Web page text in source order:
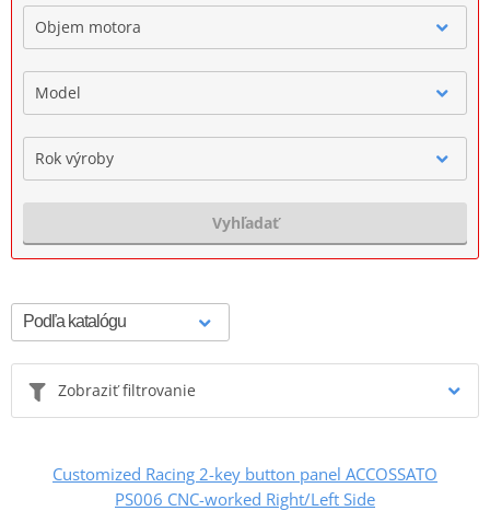
Objem motora
Model
Rok výroby
Vyhľadať
Zobraziť filtrovanie
Customized Racing 2-key button panel ACCOSSATO
PS006 CNC-worked Right/Left Side